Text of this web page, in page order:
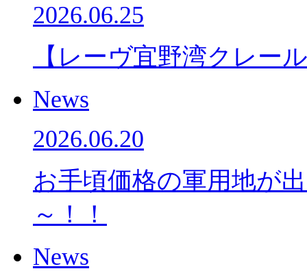
2026.06.25
【レーヴ宜野湾クレー
News
2026.06.20
お手頃価格の軍用地が
～！！
News